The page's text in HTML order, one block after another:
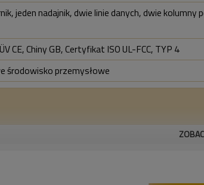
jeden nadajnik, dwie linie danych, dwie kolumny
CE, Chiny GB, Certyfikat ISO UL-FCC, TYP 4
środowisko przemysłowe